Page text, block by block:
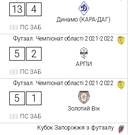
13 4
Динамо (КАРА-ДАГ)
ПС ЗАБ
Футзал. Чемпіонат області 2021-2022
5 2
АРПИ
ПС ЗАБ
Футзал. Чемпіонат області 2021-2022
5 1
Золотий Вік
ПС ЗАБ
Кубок Запоріжжя з футзалу